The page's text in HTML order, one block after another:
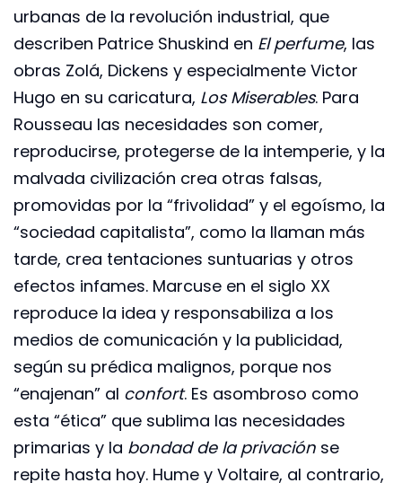
urbanas de la revolución industrial, que
describen Patrice Shuskind en El perfume, las
obras Zolá, Dickens y especialmente Victor
Hugo en su caricatura, Los Miserables. Para
Rousseau las necesidades son comer,
reproducirse, protegerse de la intemperie, y la
malvada civilización crea otras falsas,
promovidas por la “frivolidad” y el egoísmo, la
“sociedad capitalista”, como la llaman más
tarde, crea tentaciones suntuarias y otros
efectos infames. Marcuse en el siglo XX
reproduce la idea y responsabiliza a los
medios de comunicación y la publicidad,
según su prédica malignos, porque nos
“enajenan” al confort. Es asombroso como
esta “ética” que sublima las necesidades
primarias y la bondad de la privación se
repite hasta hoy. Hume y Voltaire, al contrario,